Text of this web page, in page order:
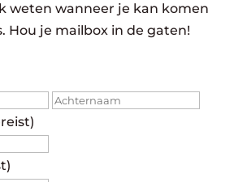
weten wanneer je kan komen
Hou je mailbox in de gaten!
Voornaam